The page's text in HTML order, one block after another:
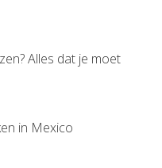
Alles dat je moet
in Mexico